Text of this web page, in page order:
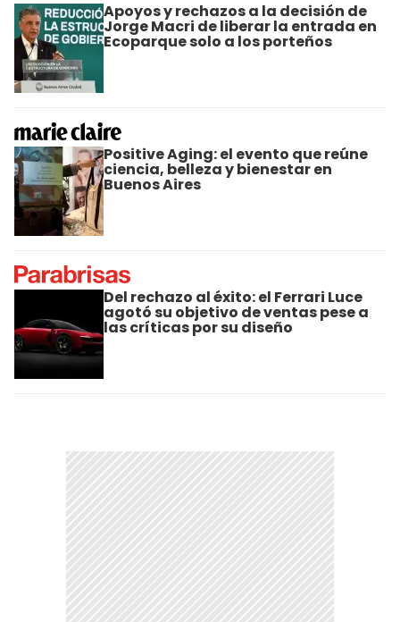
Apoyos y rechazos a la decisión de
Jorge Macri de liberar la entrada en
Ecoparque solo a los porteños
Positive Aging: el evento que reúne
ciencia, belleza y bienestar en
Buenos Aires
Del rechazo al éxito: el Ferrari Luce
agotó su objetivo de ventas pese a
las críticas por su diseño